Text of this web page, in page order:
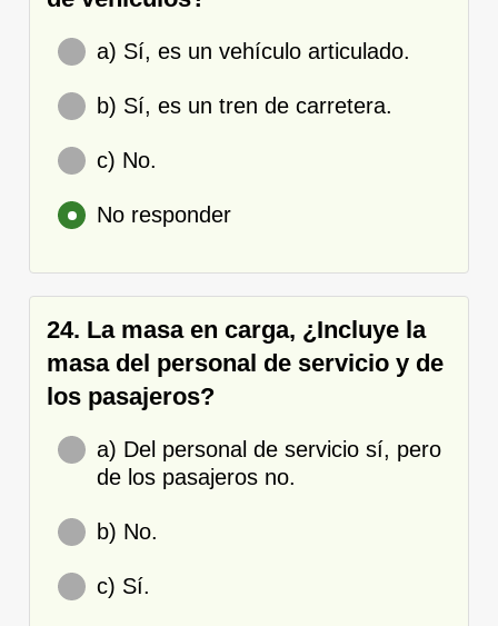
a) Sí, es un vehículo articulado.
b) Sí, es un tren de carretera.
c) No.
No responder
24. La masa en carga, ¿Incluye la
masa del personal de servicio y de
los pasajeros?
a) Del personal de servicio sí, pero
de los pasajeros no.
b) No.
c) Sí.